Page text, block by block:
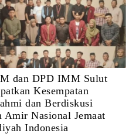
dan DPD IMM Sulut
Kesempatan
dan Berdiskusi
Amir Nasional Jemaat
Indonesia